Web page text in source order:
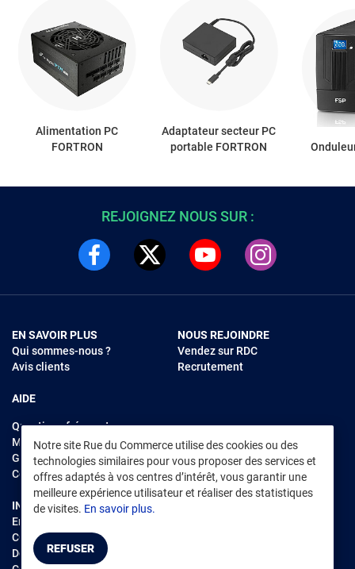
Alimentation PC
FORTRON
Adaptateur secteur PC
portable FORTRON
REJOIGNEZ NOUS SUR :
EN SAVOIR PLUS
Qui sommes-nous ?
Avis clients
AIDE
Questions fréquentes
Modes de règlements
Garantie et retours
Contacter Rue du Commerce
NOUS REJOINDRE
Vendez sur RDC
Recrutement
INFORMATIONS LÉGALES
Environnement
CGV /CGU Marketplace
Données personnelles
Notre site Rue du Commerce utilise des cookies ou des
technologies similaires pour vous proposer des services et
offres adaptés à vos centres d’intérêt, vous garantir une
meilleure expérience utilisateur et réaliser des statistiques
de visites. En savoir plus.
REFUSER